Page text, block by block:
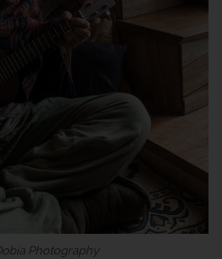
Photography